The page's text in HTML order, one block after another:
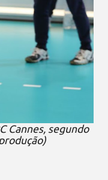
Cannes, segundo